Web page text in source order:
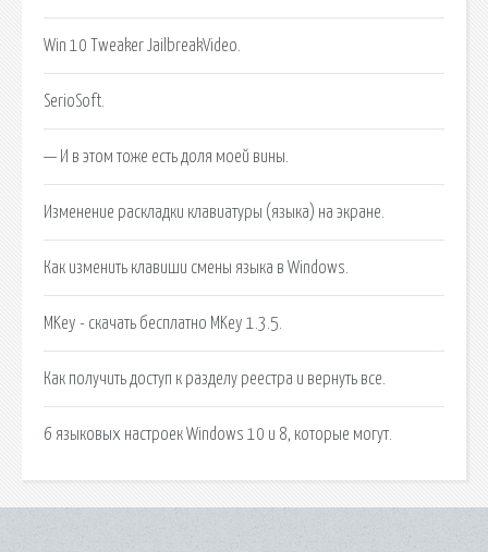
Win 10 Tweaker JailbreakVideo.
SerioSoft.
— И в этом тоже есть доля моей вины.
Изменение раскладки клавиатуры (языка) на экране.
Как изменить клавиши смены языка в Windows.
MKey - скачать бесплатно MKey 1.3.5.
Как получить доступ к разделу реестра и вернуть все.
6 языковых настроек Windows 10 и 8, которые могут.